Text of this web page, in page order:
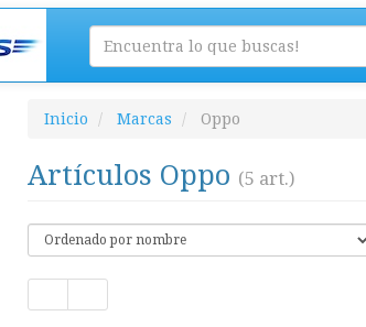
Inicio Marcas Oppo
Artículos Oppo (5 art.)